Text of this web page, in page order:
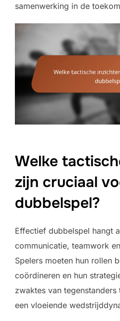
samenwerking in de
Welke
zijn cruciaal
dubbelspel?
Effectief dubbelspel hangt
communicatie, teamwork
Spelers moeten hun rollen
coördineren en hun
zwaktes van
een vloeiende